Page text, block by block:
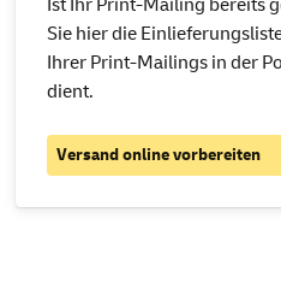
Ist Ihr Print-Mailing bereits
Sie hier die
Ihrer Print-Mailings in der
dient.
Versand online vorbereiten